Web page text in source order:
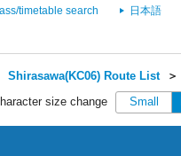
timetable search 日本語
Shirasawa(KC06) Route List＞
size change Small